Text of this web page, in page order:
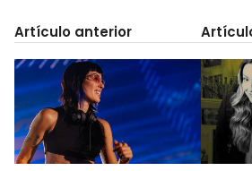
Artículo anterior